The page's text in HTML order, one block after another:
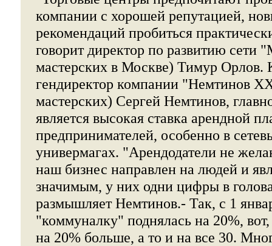
компании с хорошей репутацией,
рекомендаций пробиться
говорит директор по развитию сети
мастерских в Москве) Тимур Орлов.
гендиректор компании "Немтинов
мастерских) Сергей Немтинов,
является высокая ставка арендной
предпринимателей, особенно в
универмагах. "Арендодатели не
наш бизнес направлен на людей и
значимым, у них одни цифры в
размышляет Немтинов.- Так, с 1
"коммуналку" поднялась на 20%,
на 20% больше, а то и на все 30.